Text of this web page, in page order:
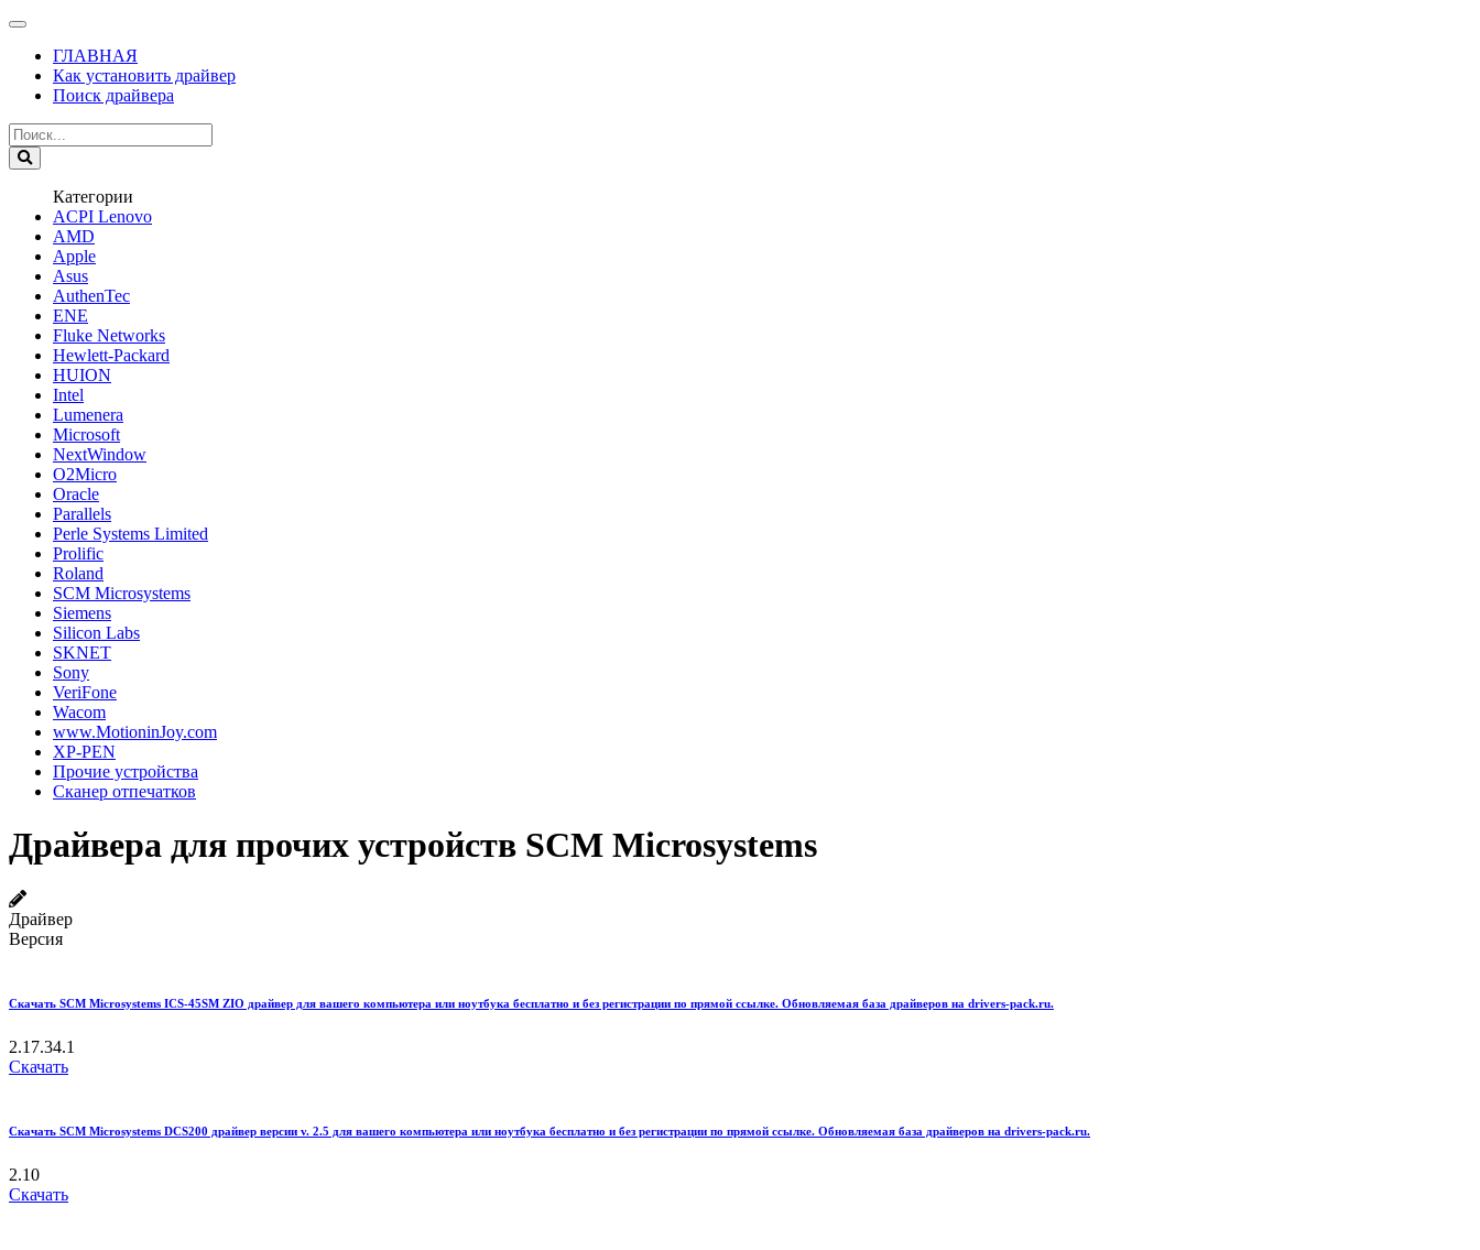
ГЛАВНАЯ
Как установить драйвер
Поиск драйвера
Категории
ACPI Lenovo
AMD
Apple
Asus
AuthenTec
ENE
Fluke Networks
Hewlett-Packard
HUION
Intel
Lumenera
Microsoft
NextWindow
O2Micro
Oracle
Parallels
Perle Systems Limited
Prolific
Roland
SCM Microsystems
Siemens
Silicon Labs
SKNET
Sony
VeriFone
Wacom
www.MotioninJoy.com
XP-PEN
Прочие устройства
Сканер отпечатков
Драйвера для прочих устройств SCM Microsystems
Драйвер
Версия
Скачать SCM Microsystems ICS-45SM ZIO драйвер для вашего компьютера или ноутбука бесплатно и без регистрации по прямой ссылке. Обновляемая база драйверов на drivers-pack.ru.
2.17.34.1
Скачать
Скачать SCM Microsystems DCS200 драйвер версии v. 2.5 для вашего компьютера или ноутбука бесплатно и без регистрации по прямой ссылке. Обновляемая база драйверов на drivers-pack.ru.
2.10
Скачать